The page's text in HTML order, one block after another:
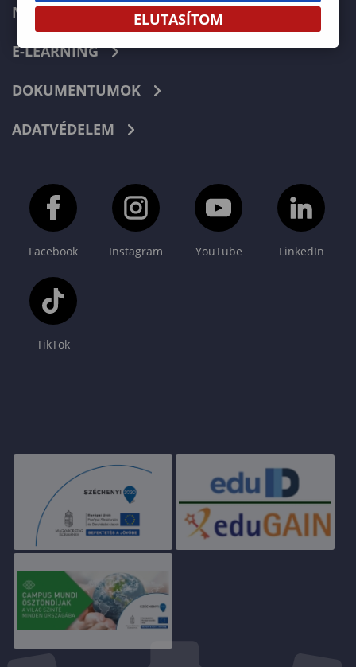
NEPTUN
E-LEARNING
DOKUMENTUMOK
ADATVÉDELEM
Facebook Instagram YouTube LinkedIn
TikTok
ELUTASÍTOM